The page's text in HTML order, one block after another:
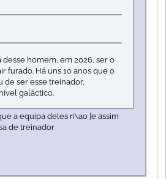
desse homem, em 2026, ser o
furado. Há uns 10 anos que o
de ser esse treinador,
galáctico.
a equipa deles n\ao ]e assim
de treinador